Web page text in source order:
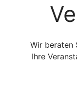
Wir beraten
Ihre